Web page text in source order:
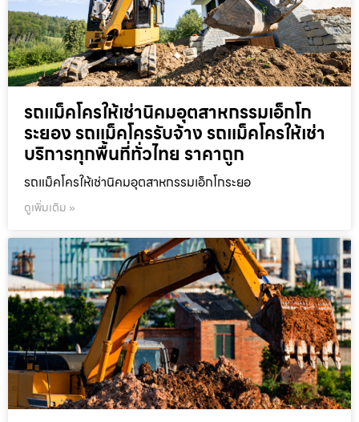
รถแม็คโครให้เช่านิคมอุตสาหกรรมเอ็กโก
ระยอง รถแม็คโครรับจ้าง รถแม็คโครให้เช่า
บริการทุกพื้นที่ทั่วไทย ราคาถูก
รถแม็คโครให้เช่านิคมอุตสาหกรรมเอ็กโกระยอ
ดูเพิ่มเติม »